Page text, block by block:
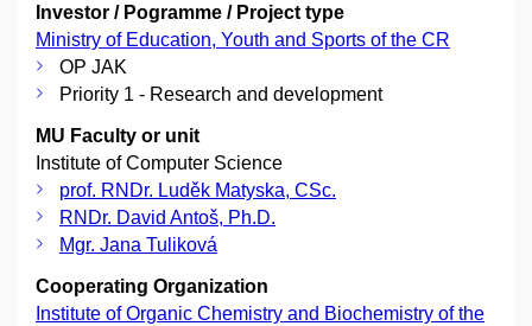
Investor / Pogramme / Project type
Ministry of Education, Youth and Sports of the CR
OP JAK
Priority 1 - Research and development
MU Faculty or unit
Institute of Computer Science
prof. RNDr. Luděk Matyska, CSc.
RNDr. David Antoš, Ph.D.
Mgr. Jana Tuliková
Cooperating Organization
Institute of Organic Chemistry and Biochemistry of the